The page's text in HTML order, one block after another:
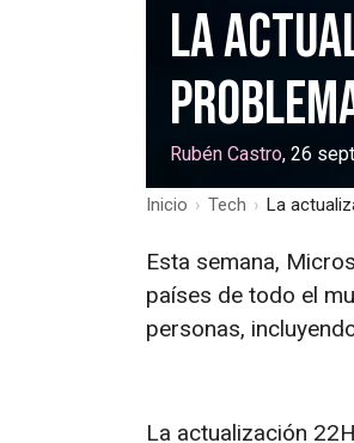
La
Rubén Castro, 26
Inicio › Tech › La
Esta semana,
países de todo el
personas,
La actualización